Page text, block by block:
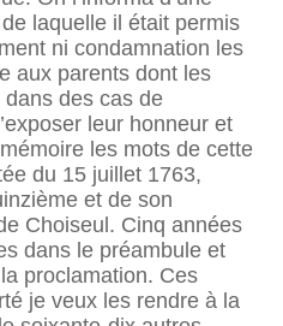
laquelle il était permis
ni condamnation les
aux parents dont les
des cas de
leur honneur et
les mots de cette
du 15 juillet 1763,
et de son
Choiseul. Cinq années
dans le préambule et
proclamation. Ces
je veux les rendre à la